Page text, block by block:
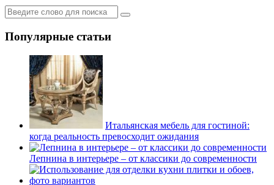
Популярные статьи
Итальянская мебель для гостиной:
когда реальность превосходит ожидания
Лепнина в интерьере – от классики до современности